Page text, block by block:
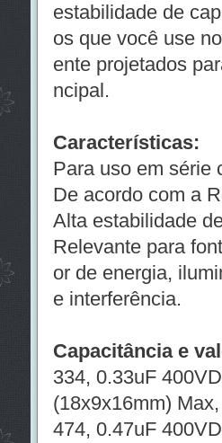
estabilidade de
os que você use
ente projetados
ncipal.
Características:
Para uso em série
De acordo com a
Alta estabilidade
Relevante para
or de energia,
e interferência.
Capacitância e
334, 0.33uF
(18x9x16mm)
474, 0.47uF